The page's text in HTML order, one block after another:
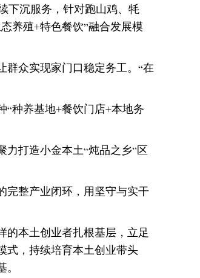
下沉服务，针对跑山鸡、牦
养殖+特色餐饮”融合发展模
众实现家门口稳定务工。“在
种养基地+餐饮门店+本地务
打造小金本土“炖品之乡”区
完整产业闭环，用坚守与实干
的本土创业者扎根基层，立足
式，持续培育本土创业带头